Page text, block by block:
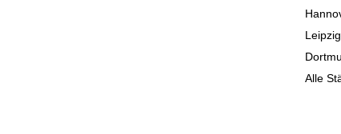
Leipzig
Alle